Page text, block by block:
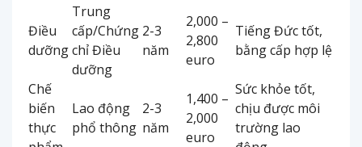
Điều
dưỡng
Trung
cấp/Chứng
chỉ Điều
dưỡng
2-3
năm
2,000 –
2,800
euro
Tiếng Đức tốt,
bằng cấp hợp lệ
Chế
biến
thực
Lao động
phổ thông
2-3
năm
1,400 –
2,000
euro
Sức khỏe tốt,
chịu được môi
trường lao